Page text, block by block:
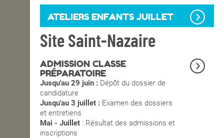
ATELIERS ENFANTS JUILLET
Site Saint-Nazaire
ADMISSION CLASSE
PRÉPARATOIRE
Jusqu'au 29 juin : Dépôt du dossier de
candidature
Jusqu'au 3 juillet : Examen des dossiers
et entretiens
Mai - Juillet : Résultat des admissions et
inscriptions